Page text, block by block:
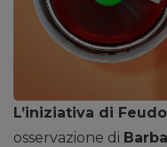
L’iniziativa di
osservazione di